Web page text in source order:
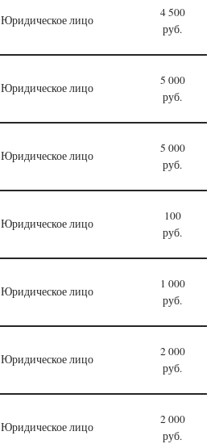
Юридическое лицо
4 500
руб.
Юридическое лицо
5 000
руб.
Юридическое лицо
5 000
руб.
Юридическое лицо
100
руб.
Юридическое лицо
1 000
руб.
Юридическое лицо
2 000
руб.
Юридическое лицо
2 000
руб.